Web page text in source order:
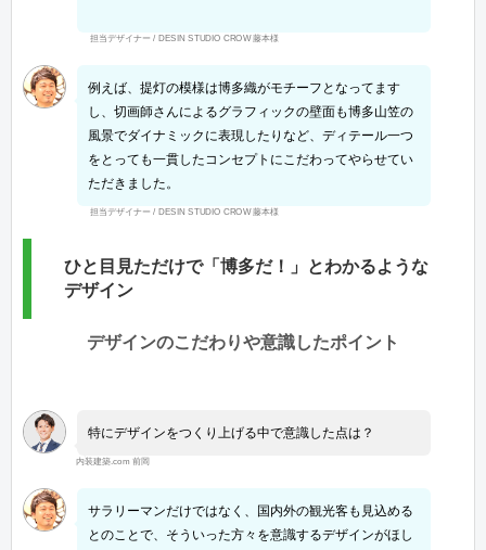
担当デザイナー / DESIN STUDIO CROW 藤本様
例えば、提灯の模様は博多織がモチーフとなってます
し、切画師さんによるグラフィックの壁面も博多山笠の
風景でダイナミックに表現したりなど、ディテール一つ
をとっても一貫したコンセプトにこだわってやらせてい
ただきました。
担当デザイナー / DESIN STUDIO CROW 藤本様
ひと目見ただけで「博多だ！」とわかるような
デザイン
デザインのこだわりや意識したポイント
特にデザインをつくり上げる中で意識した点は？
内装建築.com 前岡
サラリーマンだけではなく、国内外の観光客も見込める
とのことで、そういった方々を意識するデザインがほし